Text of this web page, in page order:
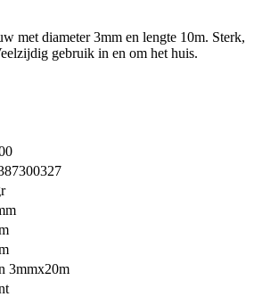
met diameter 3mm en lengte 10m. Sterk,
gebruik in en om het huis.
3mmx20m